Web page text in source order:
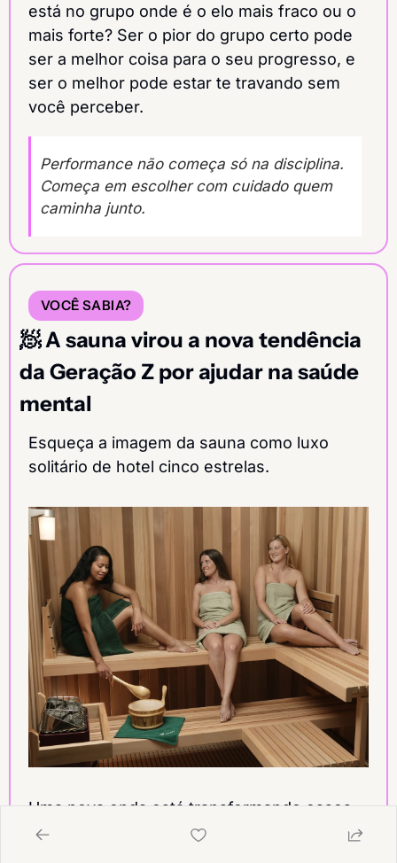
está no grupo onde é o elo mais fraco ou o
mais forte? Ser o pior do grupo certo pode
ser a melhor coisa para o seu progresso, e
ser o melhor pode estar te travando sem
você perceber.
Performance não começa só na disciplina.
Começa em escolher com cuidado quem
caminha junto.
VOCÊ SABIA?
🧖 A sauna virou a nova tendência
da Geração Z por ajudar na saúde
mental
Esqueça a imagem da sauna como luxo
solitário de hotel cinco estrelas.
Uma nova onda está transformando esses
espaços quentes em centros de bem-estar